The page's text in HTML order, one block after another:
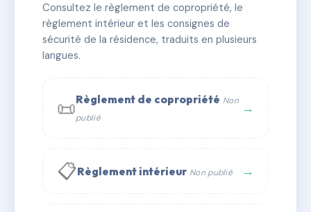
✓ Immatriculée 🏠 9 lots 🏗 1 bâtiment(s)
📞 Contacter Syndic Digital
Consultez le règlement de copropriété, le
règlement intérieur et les consignes de
sécurité de la résidence, traduits en plusieurs
langues.
📜Règlement de copropriété Non
publié
→
📋Règlement intérieur Non publié →